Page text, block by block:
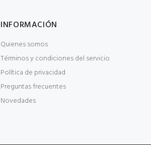
INFORMACIÓN
Quienes somos
Términos y condiciones del servicio
Política de privacidad
Preguntas frecuentes
Novedades